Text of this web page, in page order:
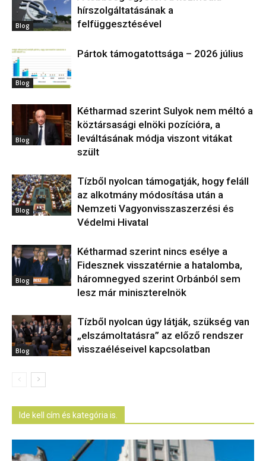
Blog
hírszolgáltatásának a
felfüggesztésével
Blog
Pártok támogatottsága – 2026 július
Blog
Kétharmad szerint Sulyok nem méltó a
köztársasági elnöki pozícióra, a
leváltásának módja viszont vitákat
szült
Blog
Tízből nyolcan támogatják, hogy feláll
az alkotmány módosítása után a
Nemzeti Vagyonvisszaszerzési és
Védelmi Hivatal
Blog
Kétharmad szerint nincs esélye a
Fidesznek visszatérnie a hatalomba,
háromnegyed szerint Orbánból sem
lesz már miniszterelnök
Blog
Tízből nyolcan úgy látják, szükség van
„elszámoltatásra” az előző rendszer
visszaéléseivel kapcsolatban
Ide kell cím és kategória is.